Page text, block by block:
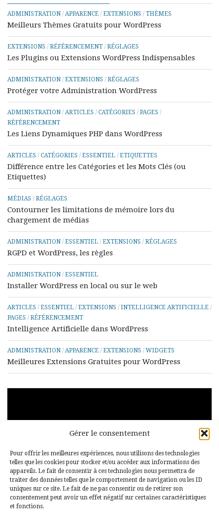
Gérer le consentement
Pour offrir les meilleures expériences, nous utilisons des technologies
telles que les cookies pour stocker et/ou accéder aux informations des
appareils. Le fait de consentir à ces technologies nous permettra de
traiter des données telles que le comportement de navigation ou les ID
uniques sur ce site. Le fait de ne pas consentir ou de retirer son
consentement peut avoir un effet négatif sur certaines caractéristiques
et fonctions.
ADMINISTRATION / APPARENCE / EXTENSIONS / THÈMES
Meilleurs Thèmes Gratuits pour WordPress
EXTENSIONS / RÉFÉRENCEMENT / RÉGLAGES
Les Plugins ou Extensions WordPress Indispensables
ADMINISTRATION / EXTENSIONS / RÉGLAGES
Protéger votre Administration WordPress
ADMINISTRATION / ARTICLES / CATÉGORIES / PAGES /
RÉFÉRENCEMENT
Les Liens Dynamiques PHP dans WordPress
ARTICLES / CATÉGORIES / ESSENTIEL / ETIQUETTES
Différence entre les Catégories et les Mots Clés (ou
Etiquettes)
MÉDIAS / RÉGLAGES
Contourner les limitations de mémoire lors du
chargement de médias
ADMINISTRATION / ESSENTIEL / EXTENSIONS / RÉGLAGES
RGPD et WordPress, les règles
ADMINISTRATION / ESSENTIEL
Installer WordPress en local ou sur le web
ARTICLES / ESSENTIEL / EXTENSIONS / INTELLIGENCE ARTIFICIELLE /
PAGES / RÉFÉRENCEMENT
Intelligence Artificielle dans WordPress
ADMINISTRATION / APPARENCE / EXTENSIONS / WIDGETS
Meilleures Extensions Gratuites pour WordPress
00:29